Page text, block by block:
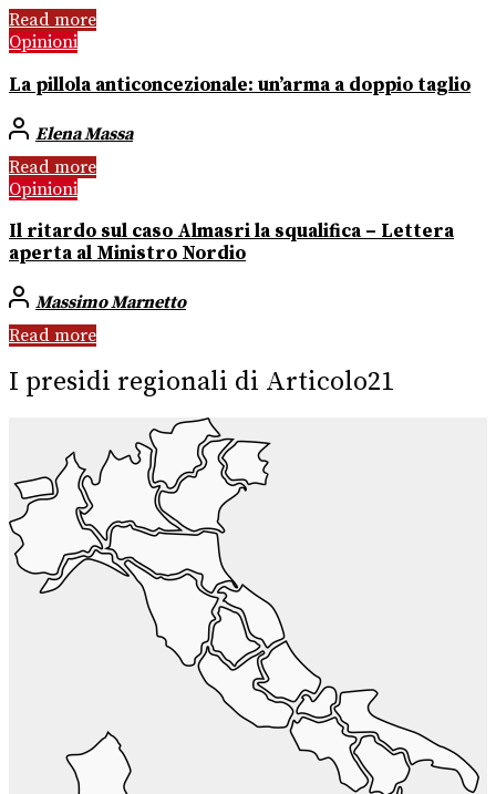
Read more
Opinioni
La pillola anticoncezionale: un’arma a doppio taglio
Elena Massa
Read more
Opinioni
Il ritardo sul caso Almasri la squalifica – Lettera
aperta al Ministro Nordio
Massimo Marnetto
Read more
I presidi regionali di Articolo21